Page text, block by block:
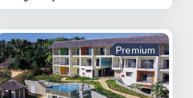
Premium